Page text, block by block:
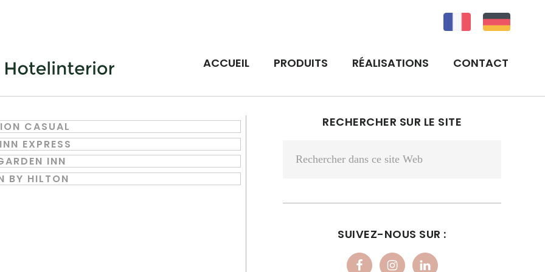
ACCUEIL PRODUITS RÉALISATIONS CONTACT
CASUAL
EXPRESS
INN
BY HILTON
BARRE
PRINCIPALE
RECHERCHER SUR LE SITE
dans
Web
SUIVEZ-NOUS SUR :